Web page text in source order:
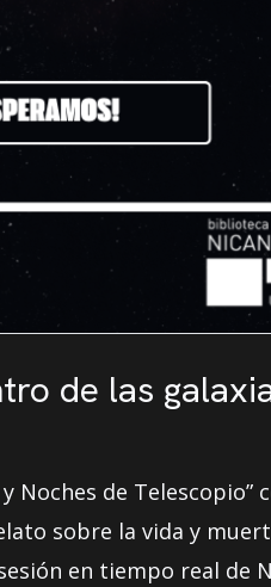
de las
Noches de
sobre la vida y
en tiempo real de